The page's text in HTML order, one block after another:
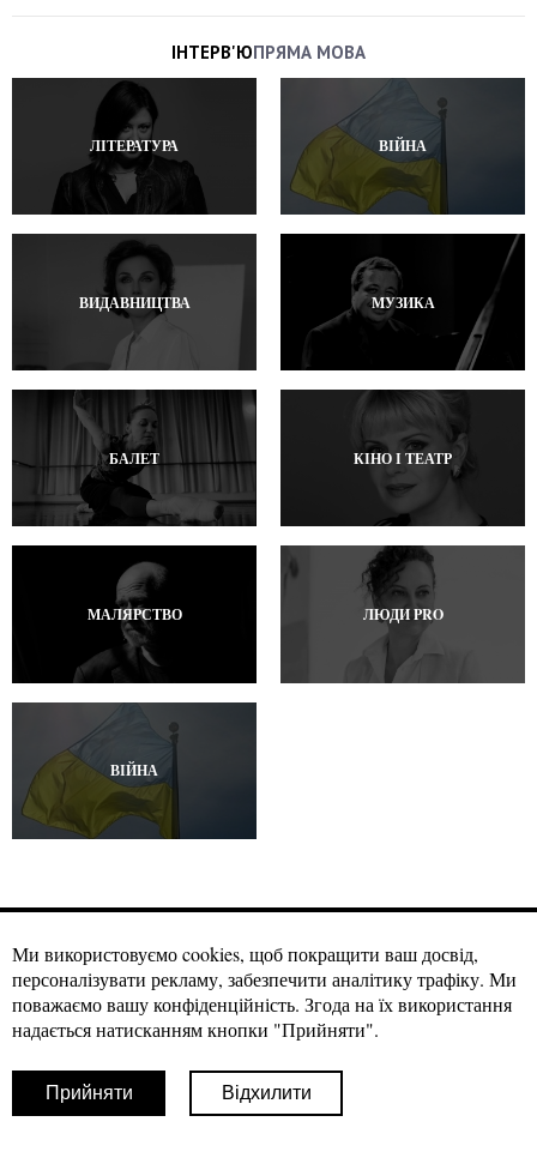
ІНТЕРВ'ЮПРЯМА МОВА
ЛІТЕРАТУРА ВІЙНА
ВИДАВНИЦТВА МУЗИКА
БАЛЕТ КІНО І ТЕАТР
МАЛЯРСТВО ЛЮДИ PRO
ВІЙНА
Матеріали craftmagazine.net можна використовувати за вільною
ліцензієюCreative Commons із зазначенням авторства, CC BY.
Умовою використання наших матеріалів є гіперпосилання на
джерело в першому чи другому абзаці вашої публікації.
наш сайт із зазначенням авторства
© 2026 Craft
Facebook Twitter
Ми використовуємо cookies, щоб покращити ваш досвід,
персоналізувати рекламу, забезпечити аналітику трафіку. Ми
поважаємо вашу конфіденційність. Згода на їх використання
надається натисканням кнопки "Прийняти".
Прийняти Відхилити